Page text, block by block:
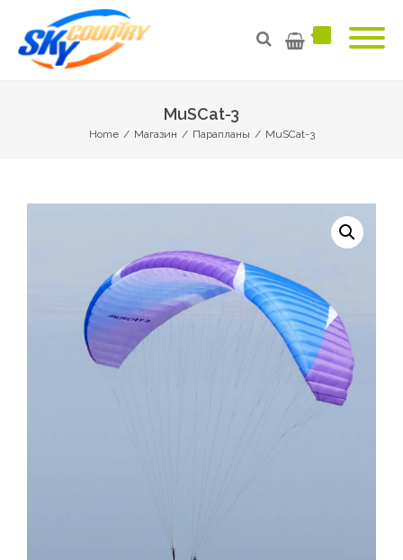
MuSCat-3
Home / Магазин / Парапланы / MuSCat-3